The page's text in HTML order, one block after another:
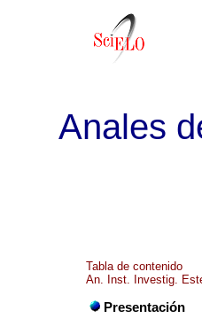
Anales
Tabla de contenido
An. Inst. Investig.
Presentación